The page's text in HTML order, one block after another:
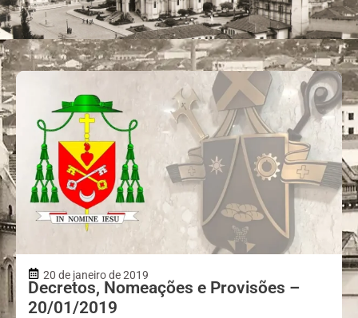
20 de janeiro de 2019
Decretos, Nomeações e Provisões –
20/01/2019